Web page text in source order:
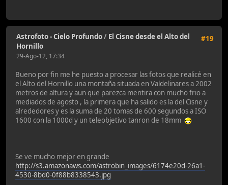
#19
Astrofoto - Cielo Profundo/ El Cisne desde el Alto del
Hornillo
29-Ago-12, 17:34
Bueno por fin me he puesto a procesar las fotos que realicé en
el Alto del Hornillo una montaña situada en Valdelinares a 2002
metros de altura y aun que parezca mentira con mucho frio a
mediados de agosto , la primera que ha salido es la del Cisne y
alrededores y es la suma de 20 tomas de 600 segundos a ISO
1600 con la 1000d y un teleobjetivo tanron de 18mm
Se ve mucho mejor en grande
http://s3.amazonaws.com/astrobin_images/6174e20d-26a1-
4530-8bd0-0f88b8338543.jpg